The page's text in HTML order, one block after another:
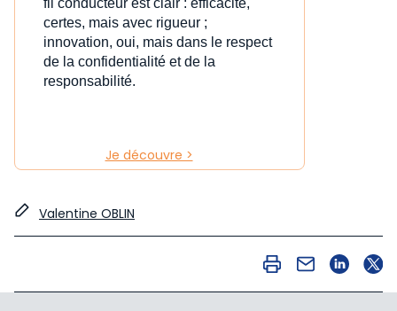
fil conducteur est clair : efficacité,
certes, mais avec rigueur ;
innovation, oui, mais dans le respect
de la confidentialité et de la
responsabilité.
Je découvre >
Valentine OBLIN